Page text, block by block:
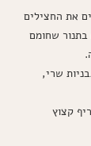
את החצילים
בתנור שחומם
שרי,
קצוץ